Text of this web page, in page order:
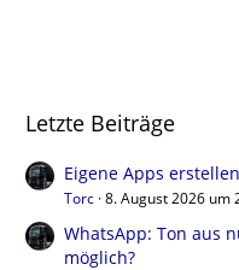
Letzte Beiträge
Eigene Apps erstellen
Torc 8. August 2026 um
WhatsApp: Ton aus
möglich?